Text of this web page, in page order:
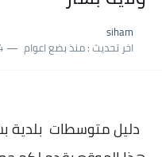
siham
اخر تحديث :منذ بضع اعوام 4
دليل متوسطات بلدية